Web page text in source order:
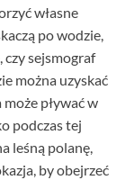
własne
po wodzie,
czy sejsmograf
można uzyskać
pływać w
podczas tej
leśną polanę,
by obejrzeć